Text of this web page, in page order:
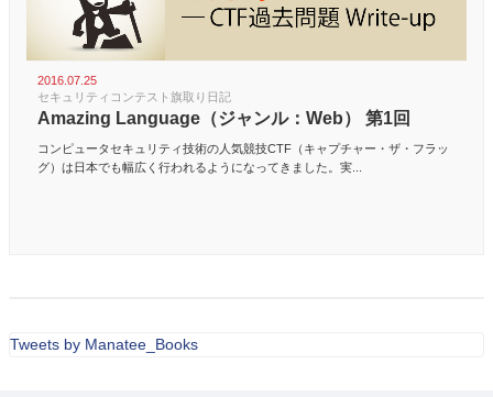
2016.07.25
セキュリティコンテスト旗取り日記
Amazing Language（ジャンル：Web） 第1回
コンピュータセキュリティ技術の人気競技CTF（キャプチャー・ザ・フラッ
グ）は日本でも幅広く行われるようになってきました。実...
Tweets by Manatee_Books